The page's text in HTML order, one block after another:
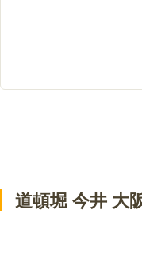
道頓堀 今井 大